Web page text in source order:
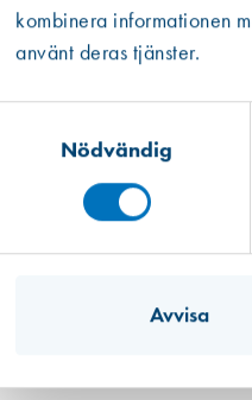
kombinera informationen
använt deras tjänster.
Nödvändig
Avvisa
ekv. per enhet
första hand en EPD om det
mer tillförlitlig än den övriga
har haft ett intervall eller om